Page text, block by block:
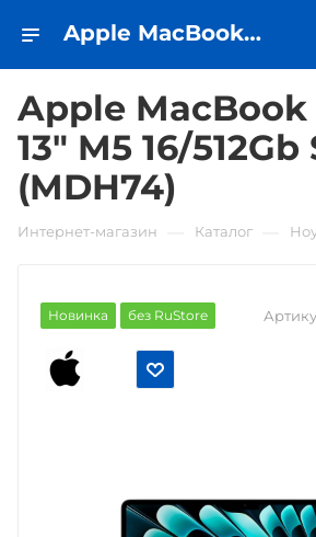
Apple MacBook Air 13" M5 16/512Gb Silver (MDH74) • купить в Самаре - iЧехол
Apple
13" M5 16/
(MDH74)
Интернет-магазин Каталог
Новинка без RuStore